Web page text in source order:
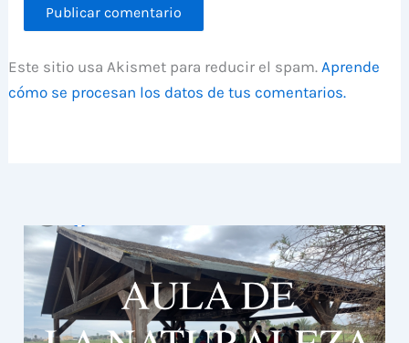
Este sitio usa Akismet para reducir el spam.Aprende
cómo se procesan los datos de tus comentarios.